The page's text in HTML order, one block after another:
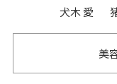
犬木 愛
美